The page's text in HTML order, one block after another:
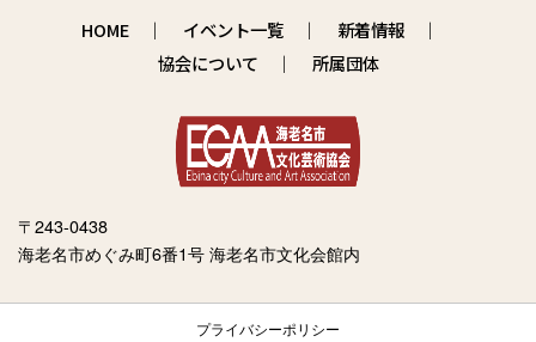
HOME イベント一覧
新着情報
協会について
所属団体
〒243-0438
海老名市めぐみ町6番1号 海老名市文化会館内
プライバシーポリシー